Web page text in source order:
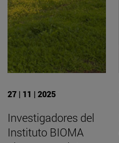
27 | 11 | 2025
Investigadores del
Instituto BIOMA